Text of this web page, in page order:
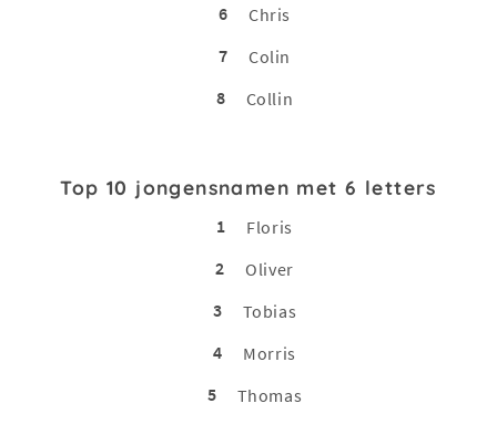
6
Chris
7
Colin
8
Collin
Top 10 jongensnamen met 6 letters
1
Floris
2
Oliver
3
Tobias
4
Morris
5
Thomas